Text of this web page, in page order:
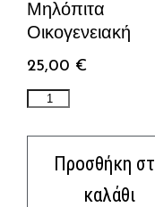
Μηλόπιτα
Οικογενειακή
25,00 €
Προσθήκη
καλάθι